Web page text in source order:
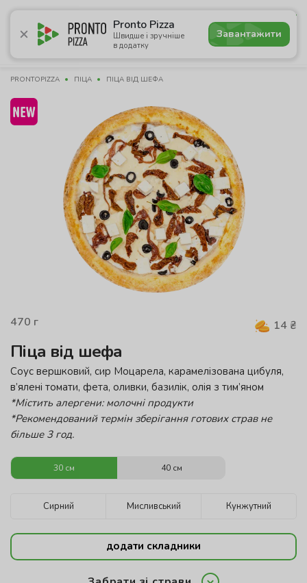
Pronto Pizza
Швидше і зручніше
в додатку
Завантажити
5.0
Акції Піца Суші Сети Напої Пасти
PRONTOPIZZA ПІЦА ПІЦА ВІД ШЕФА
470 г 14 ₴
Піца від шефа
Соус вершковий, сир Моцарела, карамелізована цибуля,
в’ялені томати, фета, оливки, базилік, олія з тим’яном
*Містить алергени: молочні продукти
*Рекомендований термін зберігання готових страв не
більше 3 год.
30 см 40 см
Сирний Мисливський Кунжутний
додати складники